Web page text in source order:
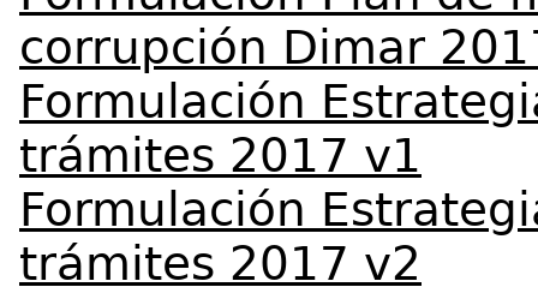
corrupción Dimar
Formulación
trámites 2017 v1
Formulación
trámites 2017 v2